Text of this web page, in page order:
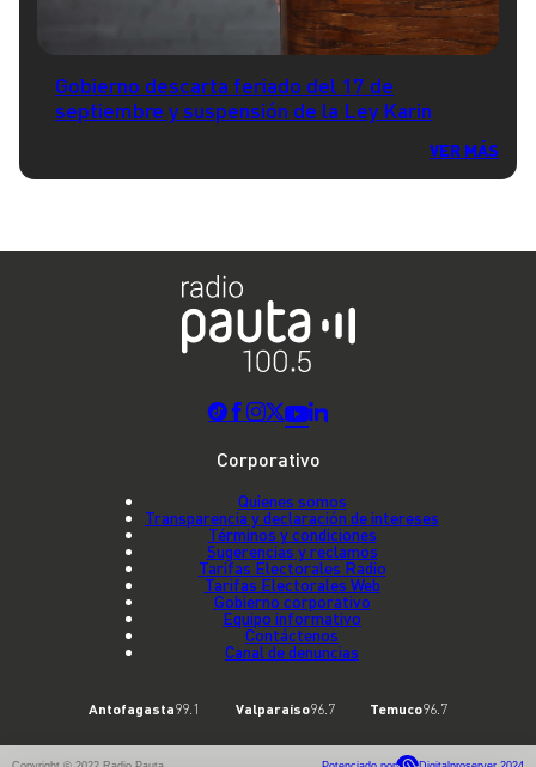
Gobierno descarta feriado del 17 de
septiembre y suspensión de la Ley Karin
VER MÁS
Corporativo
Quienes somos
Transparencia y declaración de intereses
Términos y condiciones
Sugerencias y reclamos
Tarifas Electorales Radio
Tarifas Electorales Web
Gobierno corporativo
Equipo informativo
Contáctenos
Canal de denuncias
Antofagasta99.1 Valparaíso96.7 Temuco96.7